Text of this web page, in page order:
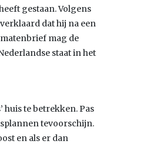
gestaan. Volgens
dat hij na een
mag de
staat in het
huis te betrekken. Pas
tevoorschijn.
en als er dan